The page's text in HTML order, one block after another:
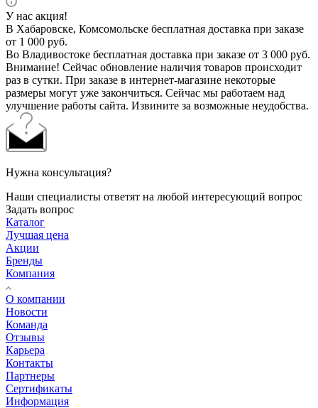
У нас акция!
В Хабаровске, Комсомольске бесплатная доставка при заказе
от 1 000 руб.
Во Владивостоке бесплатная доставка при заказе от 3 000 руб.
Внимание! Сейчас обновление наличия товаров происходит
раз в сутки. При заказе в интернет-магазине некоторые
размеры могут уже закончиться. Сейчас мы работаем над
улучшение работы сайта. Извините за возможные неудобства.
Нужна консультация?
Наши специалисты ответят на любой интересующий вопрос
Задать вопрос
Каталог
Лучшая цена
Акции
Бренды
Компания
О компании
Новости
Команда
Отзывы
Карьера
Контакты
Партнеры
Сертификаты
Информация